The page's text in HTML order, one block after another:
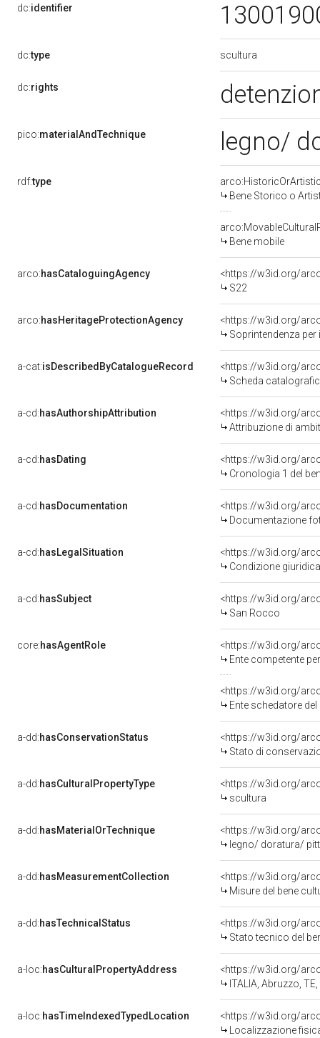
dc:identifier
dc:type scultura
dc:rights
pico:materialAndTechnique legno/
rdf:type
Bene Storico o
Bene mobile
arco:hasCataloguingAgency
<https://w3id.org/
S22
arco:hasHeritageProtectionAgency
<https://w3id.org/
Soprintendenza
a-cat:isDescribedByCatalogueRecord
<https://w3id.org/
Scheda
a-cd:hasAuthorshipAttribution
<https://w3id.org/
Attribuzione di
a-cd:hasDating
<https://w3id.org/
Cronologia 1 del
a-cd:hasDocumentation
Documentazione
a-cd:hasLegalSituation
Condizione
a-cd:hasSubject
<https://w3id.org/
San Rocco
core:hasAgentRole
<https://w3id.org/
Ente competente per
<https://w3id.org/
Ente schedatore del
a-dd:hasConservationStatus
<https://w3id.org/
Stato di
a-dd:hasCulturalPropertyType
<https://w3id.org/
scultura
a-dd:hasMaterialOrTechnique
<https://w3id.org/
legno/ doratura/
a-dd:hasMeasurementCollection
<https://w3id.org/
Misure del bene
a-dd:hasTechnicalStatus
<https://w3id.org/
Stato tecnico del
a-loc:hasCulturalPropertyAddress
<https://w3id.org/
ITALIA, Abruzzo,
a-loc:hasTimeIndexedTypedLocation
<https://w3id.org/
Localizzazione